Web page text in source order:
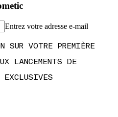
Entrez votre adresse e-mail
SUR VOTRE PREMIÈRE
LANCEMENTS DE
EXCLUSIVES